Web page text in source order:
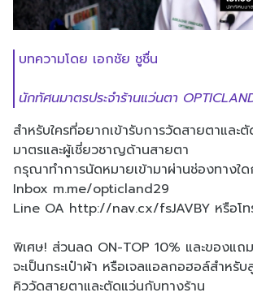
บทความโดย เอกชัย ชูชื่น
นักทัศนมาตรประจำร้านแว่นตา
สำหรับใครที่อยากเข้ารับการวัดสายตาและ
มาตรและผู้เชี่ยวชาญด้านสายตา
กรุณาทำการนัดหมายเข้ามาผ่านช่องทางใ
Inbox m.me/opticland29
Line OA http://nav.cx/fsJAVBY หรือโ
พิเศษ! ส่วนลด ON-TOP 10% และของแถ
จะเป็นกระเป๋าผ้า หรือเจลแอลกอฮอล์สำหรั
คิววัดสายตาและตัดแว่นกับทางร้าน